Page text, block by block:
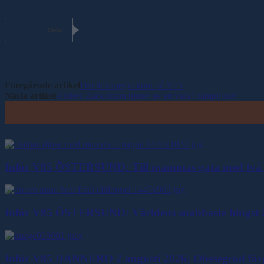
Föregående artikelDet är superjackpot på V75
Nästa artikelAnders Zackrisson njuter av att vara i rampljuset
Inför V85 ÖSTERSUND: Till mammas gata med
Inför V85 ÖSTERSUND: Världens snabbaste hingst
Inför V85 DANNERO 2 augusti 2026: Obesegrad